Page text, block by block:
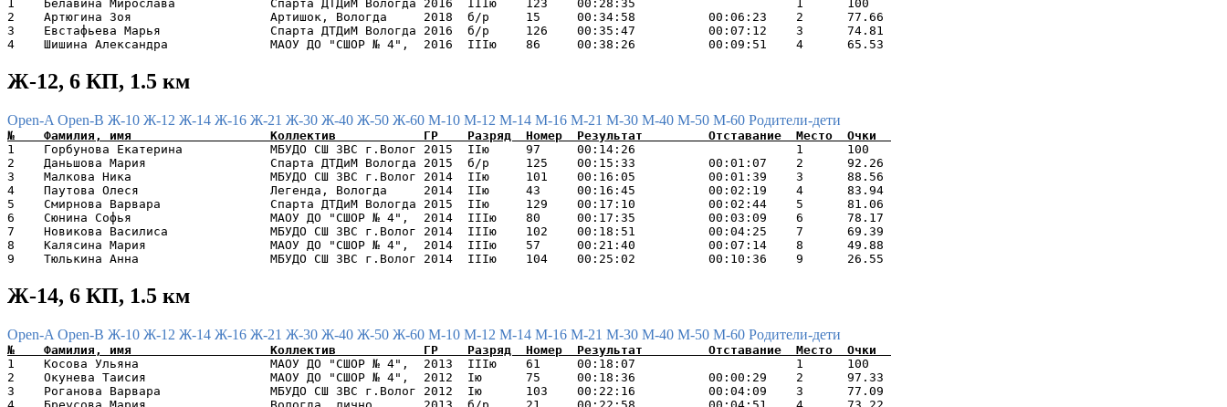
1    Белавина Мирослава             Спарта ДТДиМ Вологда 2016  IIIю    123    00:28:35                      1      100
2    Артюгина Зоя                   Артишок, Вологда     2018  б/р     15     00:34:58          00:06:23    2      77.66
3    Евстафьева Марья               Спарта ДТДиМ Вологда 2016  б/р     126    00:35:47          00:07:12    3      74.81
Ж-12, 6 КП, 1.5 км
Open-A Open-B Ж-10 Ж-12 Ж-14 Ж-16 Ж-21 Ж-30 Ж-40 Ж-50 Ж-60 М-10 М-12 М-14 М-16 М-21 М-30 М-40 М-50 М-60 Родители-дети
1    Горбунова Екатерина            МБУДО СШ ЗВС г.Волог 2015  IIю     97     00:14:26                      1      100
2    Даньшова Мария                 Спарта ДТДиМ Вологда 2015  б/р     125    00:15:33          00:01:07    2      92.26
3    Малкова Ника                   МБУДО СШ ЗВС г.Волог 2014  IIю     101    00:16:05          00:01:39    3      88.56
4    Паутова Олеся                  Легенда, Вологда     2014  IIю     43     00:16:45          00:02:19    4      83.94
5    Смирнова Варвара               Спарта ДТДиМ Вологда 2015  IIю     129    00:17:10          00:02:44    5      81.06
6    Сюнина Софья                   МАОУ ДО "СШОР № 4",  2014  IIIю    80     00:17:35          00:03:09    6      78.17
7    Новикова Василиса              МБУДО СШ ЗВС г.Волог 2014  IIIю    102    00:18:51          00:04:25    7      69.39
8    Калясина Мария                 МАОУ ДО "СШОР № 4",  2014  IIIю    57     00:21:40          00:07:14    8      49.88
Ж-14, 6 КП, 1.5 км
Open-A Open-B Ж-10 Ж-12 Ж-14 Ж-16 Ж-21 Ж-30 Ж-40 Ж-50 Ж-60 М-10 М-12 М-14 М-16 М-21 М-30 М-40 М-50 М-60 Родители-дети
1    Косова Ульяна                  МАОУ ДО "СШОР № 4",  2013  IIIю    61     00:18:07                      1      100
2    Окунева Таисия                 МАОУ ДО "СШОР № 4",  2012  Iю      75     00:18:36          00:00:29    2      97.33
3    Роганова Варвара               МБУДО СШ ЗВС г.Волог 2012  Iю      103    00:22:16          00:04:09    3      77.09